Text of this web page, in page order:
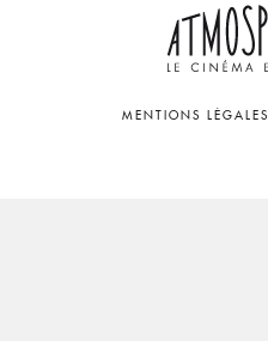
MENTIONS LÉGALES